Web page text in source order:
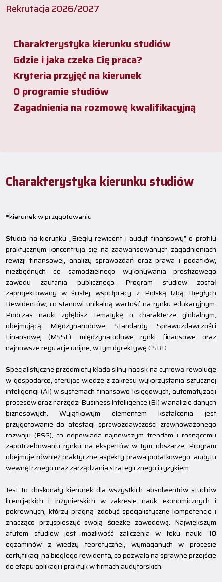
Rekrutacja 2026/2027
Charakterystyka kierunku studiów
Gdzie i jaka czeka Cię praca?
Kryteria przyjęć na kierunek
O programie studiów
Zagadnienia na rozmowę kwalifikacyjną
Charakterystyka kierunku studiów
*kierunek w przygotowaniu
Studia na kierunku „Biegły rewident i audyt finansowy” o profilu
praktycznym koncentrują się na zaawansowanych zagadnieniach
rewizji finansowej, analizy sprawozdań oraz prawa i podatków,
niezbędnych do samodzielnego wykonywania prestiżowego
zawodu zaufania publicznego. Program studiów został
zaprojektowany w ścisłej współpracy z Polską Izbą Biegłych
Rewidentów, co stanowi unikalną wartość na rynku edukacyjnym.
Podczas nauki zgłębisz tematykę o charakterze globalnym,
obejmującą Międzynarodowe Standardy Sprawozdawczości
Finansowej (MSSF), międzynarodowe rynki finansowe oraz
najnowsze regulacje unijne, w tym dyrektywę CSRD.
Specjalistyczne przedmioty kładą silny nacisk na cyfrową rewolucję
w gospodarce, oferując wiedzę z zakresu wykorzystania sztucznej
inteligencji (AI) w systemach finansowo-księgowych, automatyzacji
procesów oraz narzędzi Business Intelligence (BI) w analizie danych
biznesowych. Wyjątkowym elementem kształcenia jest
przygotowanie do atestacji sprawozdawczości zrównoważonego
rozwoju (ESG), co odpowiada najnowszym trendom i rosnącemu
zapotrzebowaniu rynku na ekspertów w tym obszarze. Program
obejmuje również praktyczne aspekty prawa podatkowego, audytu
wewnętrznego oraz zarządzania strategicznego i ryzykiem.
Jest to doskonały kierunek dla wszystkich absolwentów studiów
licencjackich i inżynierskich w zakresie nauk ekonomicznych i
pokrewnych, którzy pragną zdobyć specjalistyczne kompetencje i
znacząco przyspieszyć swoją ścieżkę zawodową. Największym
atutem studiów jest możliwość zaliczenia w toku nauki 10
egzaminów z wiedzy teoretycznej, wymaganych w procesie
certyfikacji na biegłego rewidenta, co pozwala na sprawne przejście
do etapu aplikacji i praktyk w firmach audytorskich.